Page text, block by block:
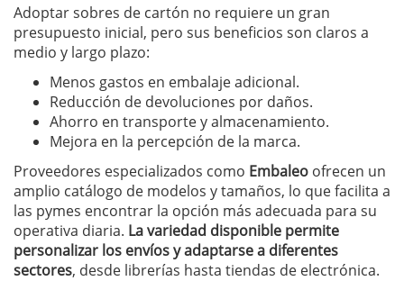
Adoptar sobres de cartón no requiere un gran
presupuesto inicial, pero sus beneficios son claros a
medio y largo plazo:
Menos gastos en embalaje adicional.
Reducción de devoluciones por daños.
Ahorro en transporte y almacenamiento.
Mejora en la percepción de la marca.
Proveedores especializados como Embaleo ofrecen un
amplio catálogo de modelos y tamaños, lo que facilita a
las pymes encontrar la opción más adecuada para su
operativa diaria. La variedad disponible permite
personalizar los envíos y adaptarse a diferentes
sectores, desde librerías hasta tiendas de electrónica.